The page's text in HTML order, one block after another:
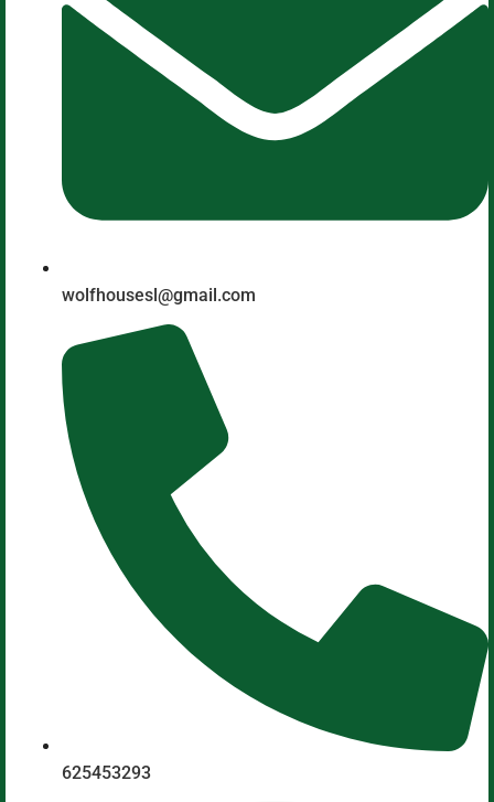
wolfhousesl@gmail.com
625453293